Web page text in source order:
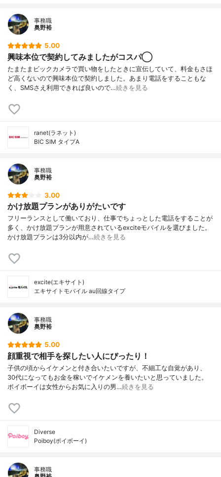
事務職
奥野裕
5.00
興味本位で契約してみましたがコスパ◯
たまたまビックカメラで買い物をしたときに宣伝していて、料金もさほ
ど高くないので興味本位で契約しました。あまり電話をすることもな
く、SMSさえ利用できれば良いので…続きを見る
ranet(ラネット)
BIC SIM タイプA
事務職
奥野裕
3.00
かけ放題プランがありがたいです
フリーランスとして働いており、仕事でちょっとした電話をすることが
多く、かけ放題プランが用意されているexciteモバイルを選びました。
かけ放題プランは3分以内が…続きを見る
excite(エキサイト)
エキサイトモバイル au回線タイプ
事務職
奥野裕
5.00
顔重視で相手を探したい人にぴったり！
子供の頃からイケメンと付き合いたいですが、不細工な自覚があり、
30代になってもお金を稼いでイケメンを養いたいと思っていました。
ポイボーイは女性からお気に入りの男…続きを見る
Diverse
Poiboy(ポイボーイ)
事務職